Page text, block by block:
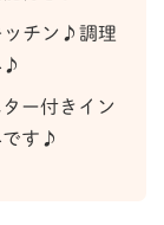
ッチン♪調理
♪
ー付きイン
です♪